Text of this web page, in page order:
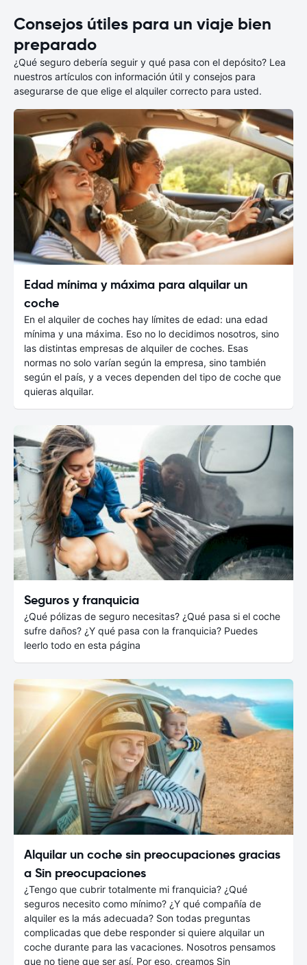
Consejos útiles para un viaje bien
preparado
¿Qué seguro debería seguir y qué pasa con el depósito? Lea
nuestros artículos con información útil y consejos para
asegurarse de que elige el alquiler correcto para usted.
Edad mínima y máxima para alquilar un
coche
En el alquiler de coches hay límites de edad: una edad
mínima y una máxima. Eso no lo decidimos nosotros, sino
las distintas empresas de alquiler de coches. Esas
normas no solo varían según la empresa, sino también
según el país, y a veces dependen del tipo de coche que
quieras alquilar.
Seguros y franquicia
¿Qué pólizas de seguro necesitas? ¿Qué pasa si el coche
sufre daños? ¿Y qué pasa con la franquicia? Puedes
leerlo todo en esta página
Alquilar un coche sin preocupaciones gracias
a Sin preocupaciones
¿Tengo que cubrir totalmente mi franquicia? ¿Qué
seguros necesito como mínimo? ¿Y qué compañía de
alquiler es la más adecuada? Son todas preguntas
complicadas que debe responder si quiere alquilar un
coche durante para las vacaciones. Nosotros pensamos
que no tiene que ser así. Por eso, creamos Sin